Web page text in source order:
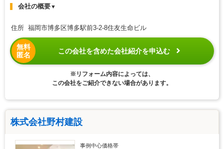
会社の概要▼
住所 福岡市博多区博多駅前3-2-8住友生命ビル
無料
匿名
この会社を含めた会社紹介を申込む
※リフォーム内容によっては、
この会社をご紹介できない場合があります。
株式会社野村建設
事例中心価格帯